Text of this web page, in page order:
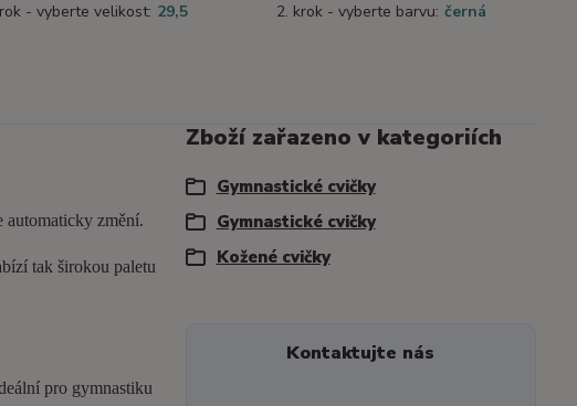
- vyberte velikost: 29,5 2. krok - vyberte barvu: černá
automaticky změní.
tak širokou paletu
pro gymnastiku
Zboží zařazeno v kategoriích
Gymnastické cvičky
Gymnastické cvičky
Kožené cvičky
Kontaktujte nás